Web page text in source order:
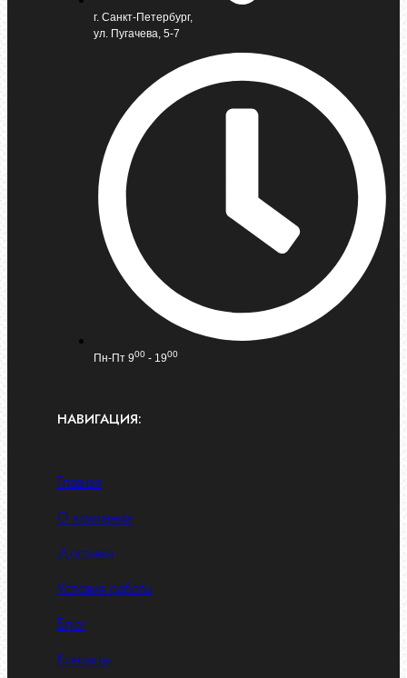
г. Санкт-Петербург,
ул. Пугачева, 5-7
Пн-Пт 900 - 1900
НАВИГАЦИЯ:
Главная
О компании
Доставка
Условия работы
Блог
Контакты